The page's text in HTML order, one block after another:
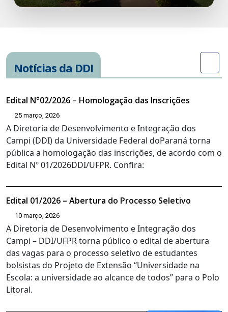
Notícias da DDI
Edital N°02/2026 – Homologação das Inscrições
25 março, 2026
A Diretoria de Desenvolvimento e Integração dos
Campi (DDI) da Universidade Federal doParaná torna
pública a homologação das inscrições, de acordo com o
Edital Nº 01/2026DDI/UFPR. Confira:
Edital 01/2026 – Abertura do Processo Seletivo
10 março, 2026
A Diretoria de Desenvolvimento e Integração dos
Campi – DDI/UFPR torna público o edital de abertura
das vagas para o processo seletivo de estudantes
bolsistas do Projeto de Extensão “Universidade na
Escola: a universidade ao alcance de todos” para o Polo
Litoral.